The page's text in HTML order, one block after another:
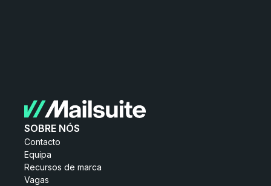
SOBRE NÓS
Contacto
Equipa
Recursos de marca
Vagas